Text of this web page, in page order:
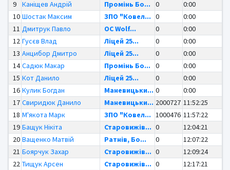
9
Каніщев Андрій Промінь Бо... 0
0:00
10 Шостак Максим ЗПО "Ковел... 0
0:00
11 Дмитрук Павло OC Wolf... 0
0:00
12 Гусєв Влад Ліцей 25... 0
0:00
13 Анцибор Дмитро Ліцей 25... 0
0:00
14 Садюк Макар Промінь Бо... 0
0:00
15 Кот Данило Ліцей 25... 0
0:00
16 Кулик Богдан Маневицьки... 0
0:00
17 Свиридюк Данило Маневицьки... 2000727 11:52:25
18 М'якота Марк ЗПО "Ковел... 1000476 11:57:22
19 Бащук Нікіта Старовижів... 0
12:04:21
20 Ващенко Матвій Ратнів, Бо... 0
12:07:22
21 Боярчук Захар Старовижів... 0
12:09:24
22 Тищук Арсен Старовижів... 0
12:17:21